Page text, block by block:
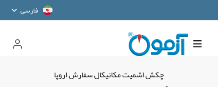
فارسی
چکش اشمیت مکانیکال سفارش اروپا